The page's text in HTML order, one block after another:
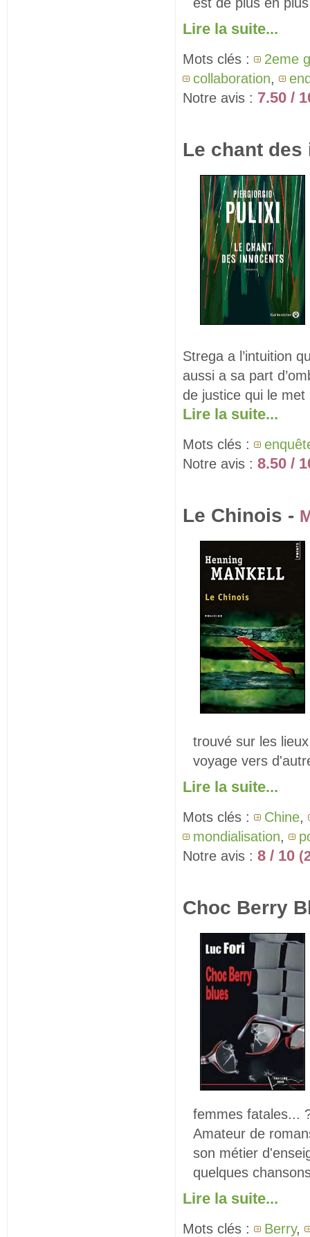
Lire la suite...
Mots clés :
2eme
collaboration,
Notre avis : 7.50 /
Le chant
Strega a l’intuition
aussi a sa part
de justice qui le
Lire la suite...
Mots clés :
Notre avis : 8.50 /
Le Chinois -
trouvé sur les
voyage vers
Lire la suite...
Mots clés : Chine,
mondialisation,
Notre avis : 8 / 10
Choc Berry
femmes fatales...
Amateur de
son métier
quelques
Lire la suite...
Mots clés : Berry,